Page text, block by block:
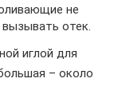
не
отек.
иглой для
– около